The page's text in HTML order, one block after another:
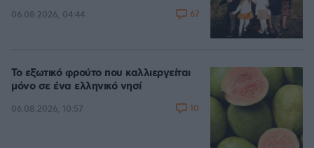
06.08.2026, 04:44 67
Το εξωτικό φρούτο που καλλιεργείται
μόνο σε ένα ελληνικό νησί
06.08.2026, 10:57 10